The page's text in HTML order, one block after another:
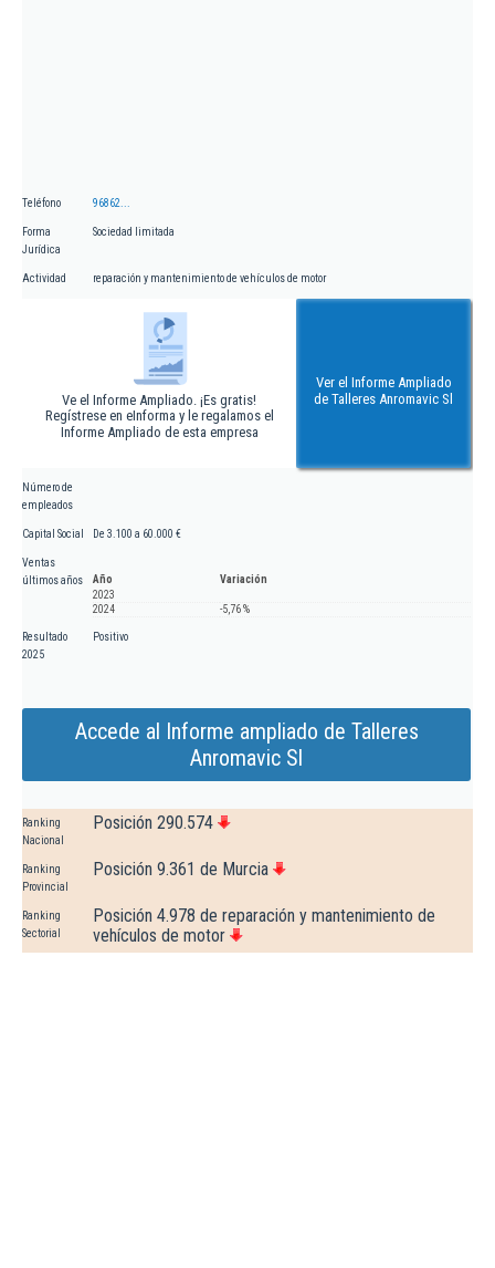
Teléfono 96862...
Forma
Jurídica
Sociedad limitada
Actividad reparación y mantenimiento de vehículos de motor
Ve el Informe Ampliado. ¡Es gratis!
Regístrese en eInforma y le regalamos el
Informe Ampliado de esta empresa
Ver el Informe Ampliado
de Talleres Anromavic Sl
Número de
empleados
Capital Social De 3.100 a 60.000 €
Ventas
últimos años
Año
Variación
2023
2024
-5,76 %
Resultado
2025
Positivo
Accede al Informe ampliado de Talleres
Anromavic Sl
Ranking
Nacional
Posición 290.574
Ranking
Provincial
Posición 9.361 de Murcia
Ranking
Sectorial
Posición 4.978 de reparación y mantenimiento de
vehículos de motor